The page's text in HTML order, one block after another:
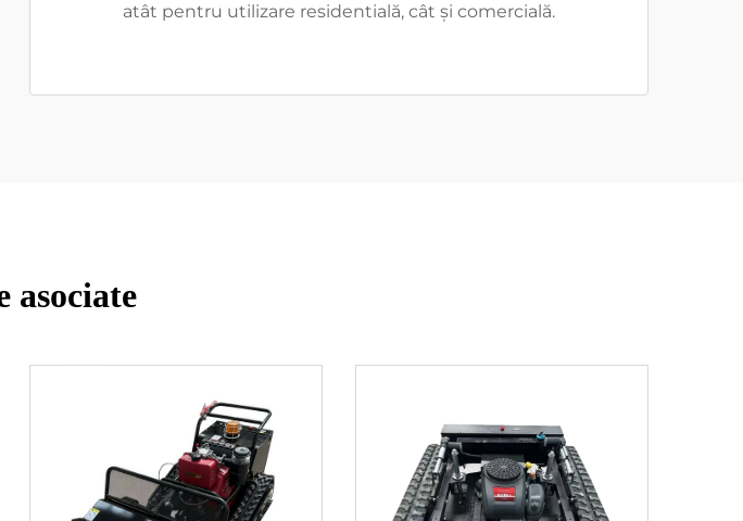
atât pentru utilizare residentială, cât și comercială.
asociate